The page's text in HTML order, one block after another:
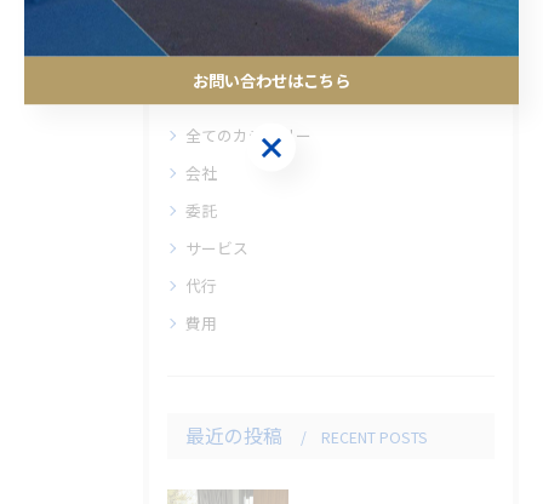
カテゴリー CATEGORIES
全てのカテゴリー
会社
委託
サービス
代行
費用
最近の投稿 RECENT POSTS
お問い合わせはこちら
お問い合わせはこちら